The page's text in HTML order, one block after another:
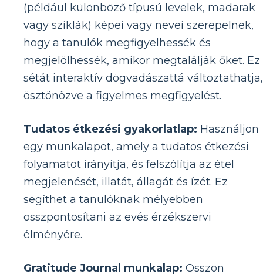
(például különböző típusú levelek, madarak
vagy sziklák) képei vagy nevei szerepelnek,
hogy a tanulók megfigyelhessék és
megjelölhessék, amikor megtalálják őket. Ez
sétát interaktív dögvadászattá változtathatja,
ösztönözve a figyelmes megfigyelést.
Tudatos étkezési gyakorlatlap: Használjon
egy munkalapot, amely a tudatos étkezési
folyamatot irányítja, és felszólítja az étel
megjelenését, illatát, állagát és ízét. Ez
segíthet a tanulóknak mélyebben
összpontosítani az evés érzékszervi
élményére.
Gratitude Journal munkalap: Osszon